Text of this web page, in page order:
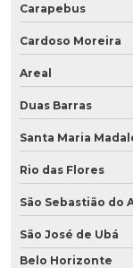
Carapebus
Cardoso Moreira
Areal
Duas Barras
Santa Maria
Rio das Flores
São Sebastião do
São José de Ubá
Belo Horizonte